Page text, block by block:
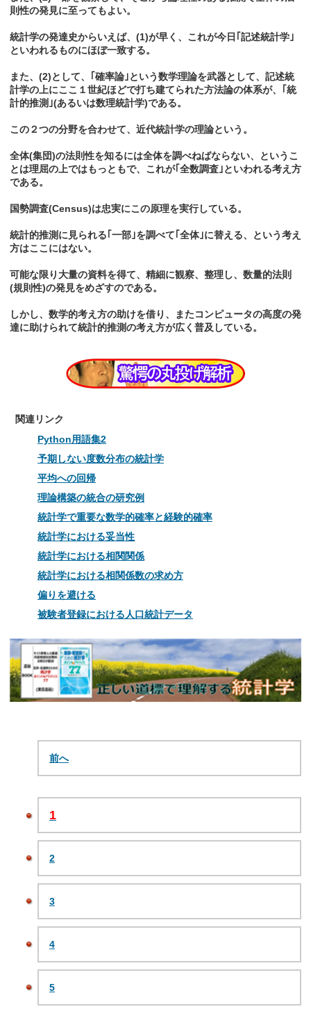
則性の発見に至ってもよい。
統計学の発達史からいえば、(1)が早く、これが今日｢記述統計学｣
といわれるものにほぼ一致する。
また、(2)として、｢確率論｣という数学理論を武器として、記述統
計学の上にここ１世紀ほどで打ち建てられた方法論の体系が、｢統
計的推測｣(あるいは数理統計学)である。
この２つの分野を合わせて、近代統計学の理論という。
全体(集団)の法則性を知るには全体を調べねばならない、というこ
とは理屈の上ではもっともで、これが｢全数調査｣といわれる考え方
である。
国勢調査(Census)は忠実にこの原理を実行している。
統計的推測に見られる｢一部｣を調べて｢全体｣に替える、という考え
方はここにはない。
可能な限り大量の資料を得て、精細に観察、整理し、数量的法則
(規則性)の発見をめざすのである。
しかし、数学的考え方の助けを借り、またコンピュータの高度の発
達に助けられて統計的推測の考え方が広く普及している。
関連リンク
Python用語集2
予期しない度数分布の統計学
平均への回帰
理論構築の統合の研究例
統計学で重要な数学的確率と経験的確率
統計学における妥当性
統計学における相関関係
統計学における相関係数の求め方
偏りを避ける
被験者登録における人口統計データ
前へ
1
2
3
4
5